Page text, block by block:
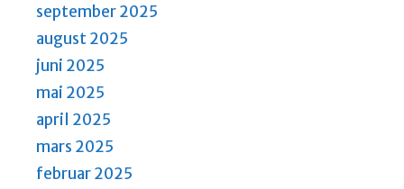
september 2025
august 2025
juni 2025
mai 2025
april 2025
mars 2025
februar 2025